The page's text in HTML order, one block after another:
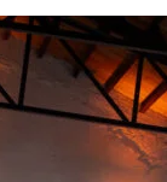
edeceğiz.”
filo
uygun
ortaya koyuyor.